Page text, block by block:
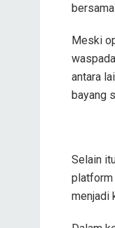
Meski
antara
bayang
Selain
platform
menjadi